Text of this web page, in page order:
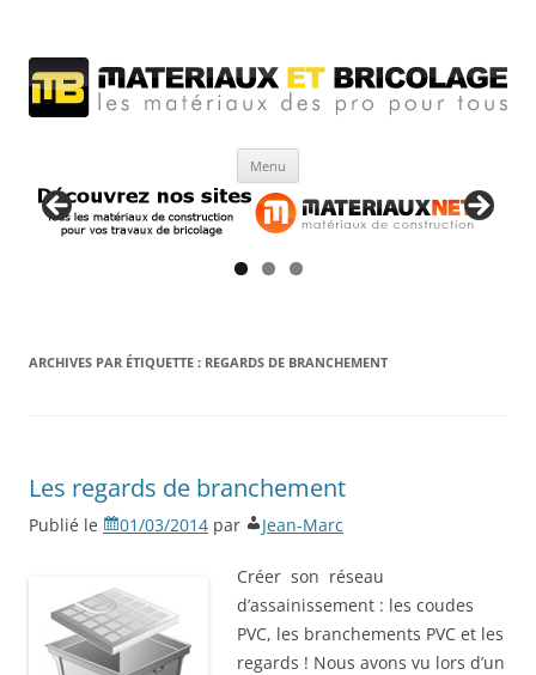
Menu
ARCHIVES PAR ÉTIQUETTE : REGARDS DE BRANCHEMENT
Les regards de branchement
Publié le 01/03/2014 par Jean-Marc
Créer son réseau
d’assainissement : les coudes
PVC, les branchements PVC et les
regards ! Nous avons vu lors d’un